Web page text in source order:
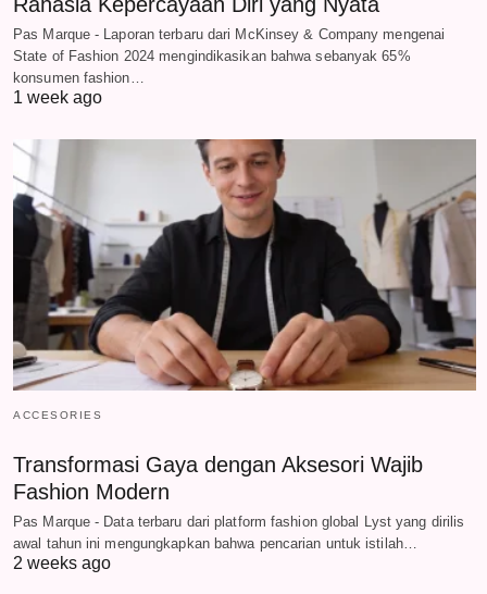
Pas Marque - Laporan terbaru dari McKinsey & Company mengenai
State of Fashion 2024 mengindikasikan bahwa sebanyak 65%
konsumen fashion…
1 week ago
ACCESORIES
Transformasi Gaya dengan Aksesori Wajib
Fashion Modern
Pas Marque - Data terbaru dari platform fashion global Lyst yang dirilis
awal tahun ini mengungkapkan bahwa pencarian untuk istilah…
2 weeks ago